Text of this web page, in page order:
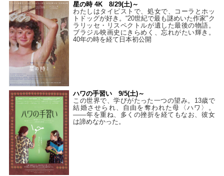
星の時 4K 8/29(土)～
わたしはタイピストで、処⼥で、コーラとホッ
トドッグが好き。“20世紀で最も謎めいた作家”ク
ラリッセ・リスペクトルが遺した最後の物語。
ブラジル映画史にきらめく、忘れがたい輝き。
40年の時を経て⽇本初公開
ハワの手習い 9/5(土)～
この世界で、学びがたった一つの望み。13歳で
結婚させられ、自由を奪われた母〈ハワ〉。
——年を重ね、多くの挫折を経てもなお、彼女
は諦めなかった。